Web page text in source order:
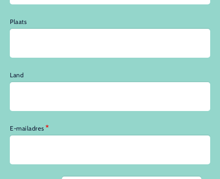
Plaats
Land
E-mailadres